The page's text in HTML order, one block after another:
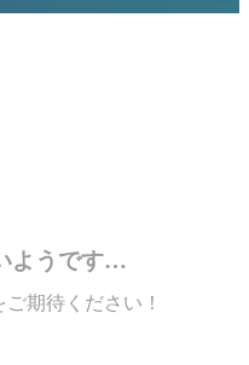
ようです…
期待ください！